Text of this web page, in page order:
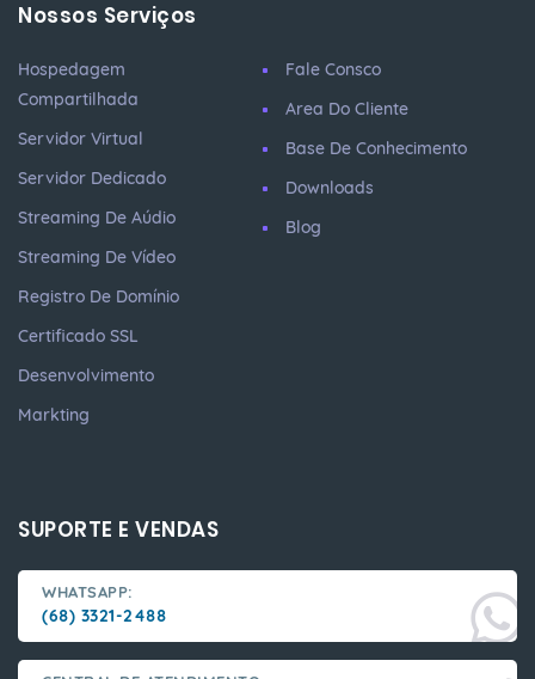
Nossos Serviços
Hospedagem
Compartilhada
Servidor Virtual
Servidor Dedicado
Streaming De Aúdio
Streaming De Vídeo
Registro De Domínio
Certificado SSL
Desenvolvimento
Markting
Fale Consco
Area Do Cliente
Base De Conhecimento
Downloads
Blog
SUPORTE E VENDAS
WHATSAPP:
(68) 3321-2488